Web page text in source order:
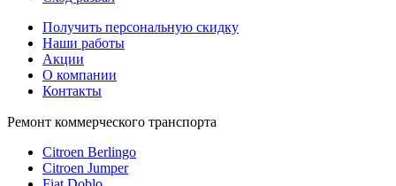
Получить персональную скидку
Наши работы
Акции
О компании
Контакты
Ремонт коммерческого транспорта
Citroen Berlingo
Citroen Jumper